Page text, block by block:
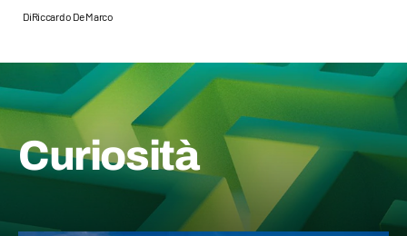
DiRiccardo De Marco
Curiosità